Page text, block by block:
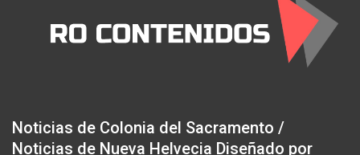
Noticias de Colonia del Sacramento /
Noticias de Nueva Helvecia Diseñado por